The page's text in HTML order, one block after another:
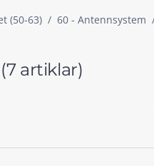
(50-63) 60 - Antennsystem
(7 artiklar)